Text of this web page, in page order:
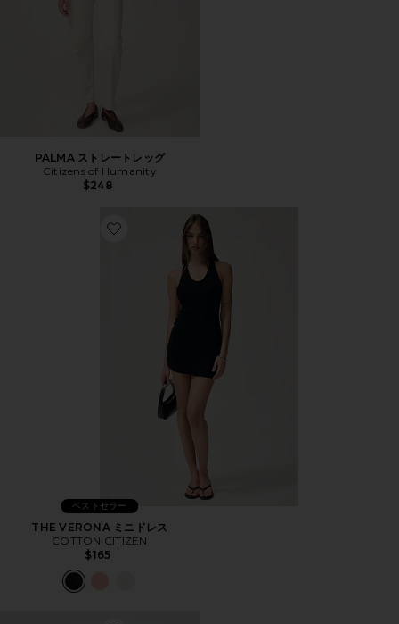
PALMA ストレートレッグ
Citizens of Humanity
$248
Favorite THE VERONA ミニドレス
ベストセラー
THE VERONA ミニドレス
COTTON CITIZEN
$165